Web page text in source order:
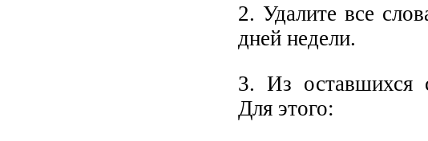
2. Удалите все
дней недели.
3. Из оставшихся
Для этого: